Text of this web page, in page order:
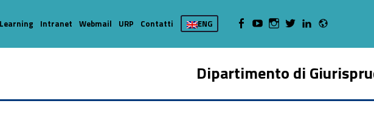
Dipartimento di
primary-72316-16
#link-menu-primary-8409-37
Link identifier #link-menu-primary-21570-45Link identifier #link-menu-primary-21570-50
Link identifier #link-menu-
Intranet Webmail URP Contatti ENG WebMan on Facebook
WebMan on YoutubeWebMan on Instagram
WebMan on TwitterWebMan on LinkedIn